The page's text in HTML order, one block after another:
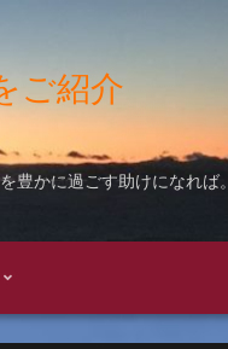
ご紹介
豊かに過ごす助けになれば。